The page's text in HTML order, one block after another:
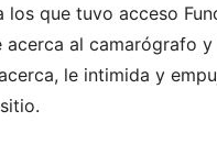
los que tuvo acceso
acerca al camarógrafo
le intimida y